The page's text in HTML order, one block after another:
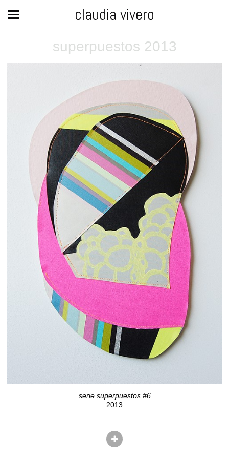
claudia vivero
superpuestos 2013
serie superpuestos #6
2013